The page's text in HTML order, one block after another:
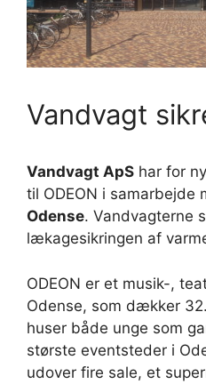
Vandvagt
Vandvagt ApS har for
til ODEON i samarbejde
Odense. Vandvagterne
lækagesikringen af
ODEON er et musik-,
Odense, som dækker
huser både unge som
største eventsteder i
udover fire sale, et